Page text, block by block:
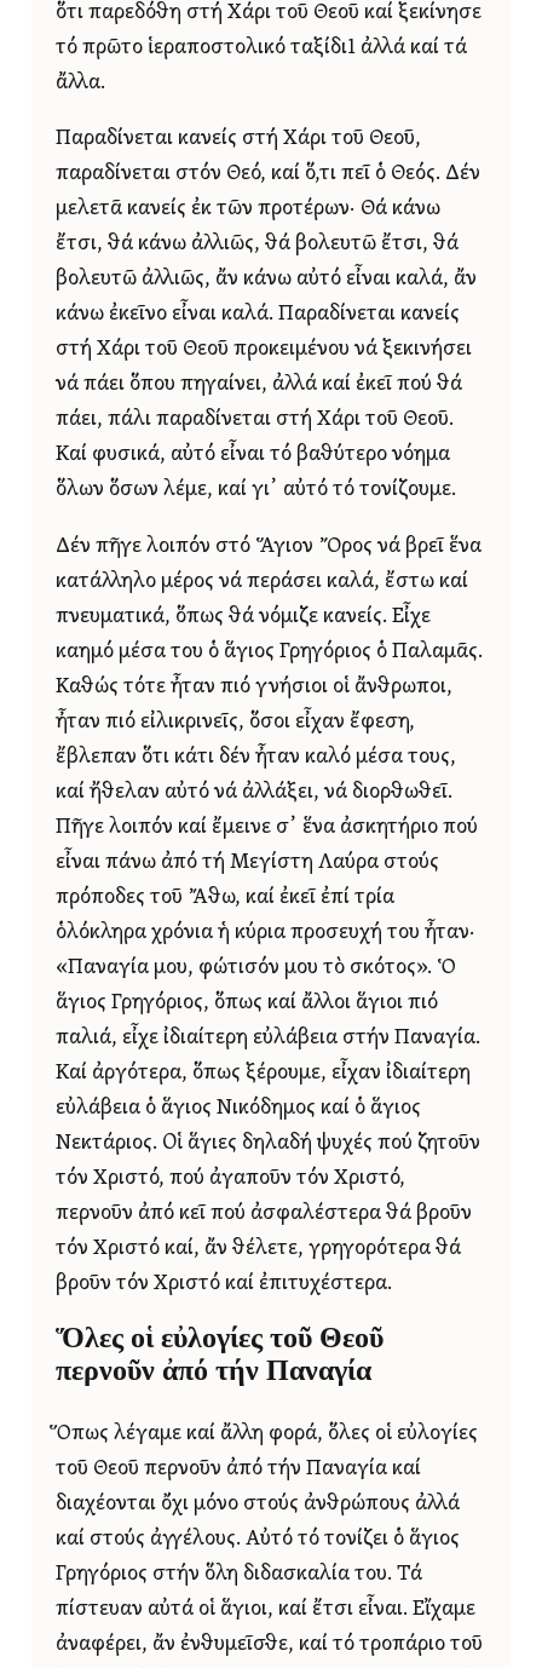
ὅτι παρεδόθη στή Χάρι τοῦ Θεοῦ καί ξεκίνησε
τό πρῶτο ἱεραποστολικό ταξίδι1 ἀλλά καί τά
ἄλλα.
Παραδίνεται κανείς στή Χάρι τοῦ Θεοῦ,
παραδίνεται στόν Θεό, καί ὅ,τι πεῖ ὁ Θεός. Δέν
μελετᾶ κανείς ἐκ τῶν προτέρων· Θά κάνω
ἔτσι, θά κάνω ἀλλιῶς, θά βολευτῶ ἔτσι, θά
βολευτῶ ἀλλιῶς, ἄν κάνω αὐτό εἶναι καλά, ἄν
κάνω ἐκεῖνο εἶναι καλά. Παραδίνεται κανείς
στή Χάρι τοῦ Θεοῦ προκειμένου νά ξεκινήσει
νά πάει ὅπου πηγαίνει, ἀλλά καί ἐκεῖ πού θά
πάει, πάλι παραδίνεται στή Χάρι τοῦ Θεοῦ.
Καί φυσικά, αὐτό εἶναι τό βαθύτερο νόημα
ὅλων ὅσων λέμε, καί γι᾿ αὐτό τό τονίζουμε.
Δέν πῆγε λοιπόν στό Ἅγιον Ὄρος νά βρεῖ ἕνα
κατάλληλο μέρος νά περάσει καλά, ἔστω καί
πνευματικά, ὅπως θά νόμιζε κανείς. Εἶχε
καημό μέσα του ὁ ἅγιος Γρηγόριος ὁ Παλαμᾶς.
Καθώς τότε ἦταν πιό γνήσιοι οἱ ἄνθρωποι,
ἦταν πιό εἰλικρινεῖς, ὅσοι εἶχαν ἔφεση,
ἔβλεπαν ὅτι κάτι δέν ἦταν καλό μέσα τους,
καί ἤθελαν αὐτό νά ἀλλάξει, νά διορθωθεῖ.
Πῆγε λοιπόν καί ἔμεινε σ᾿ ἕνα ἀσκητήριο πού
εἶναι πάνω ἀπό τή Μεγίστη Λαύρα στούς
πρόποδες τοῦ Ἄθω, καί ἐκεῖ ἐπί τρία
ὁλόκληρα χρόνια ἡ κύρια προσευχή του ἦταν·
«Παναγία μου, φώτισόν μου τὸ σκότος». Ὁ
ἅγιος Γρηγόριος, ὅπως καί ἄλλοι ἅγιοι πιό
παλιά, εἶχε ἰδιαίτερη εὐλάβεια στήν Παναγία.
Καί ἀργότερα, ὅπως ξέρουμε, εἶχαν ἰδιαίτερη
εὐλάβεια ὁ ἅγιος Νικόδημος καί ὁ ἅγιος
Νεκτάριος. Οἱ ἅγιες δηλαδή ψυχές πού ζητοῦν
τόν Χριστό, πού ἀγαποῦν τόν Χριστό,
περνοῦν ἀπό κεῖ πού ἀσφαλέστερα θά βροῦν
τόν Χριστό καί, ἄν θέλετε, γρηγορότερα θά
βροῦν τόν Χριστό καί ἐπιτυχέστερα.
Ὅλες οἱ εὐλογίες τοῦ Θεοῦ
περνοῦν ἀπό τήν Παναγία
Ὅπως λέγαμε καί ἄλλη φορά, ὅλες οἱ εὐλογίες
τοῦ Θεοῦ περνοῦν ἀπό τήν Παναγία καί
διαχέονται ὄχι μόνο στούς ἀνθρώπους ἀλλά
καί στούς ἀγγέλους. Αὐτό τό τονίζει ὁ ἅγιος
Γρηγόριος στήν ὅλη διδασκαλία του. Τά
πίστευαν αὐτά οἱ ἅγιοι, καί ἔτσι εἶναι. Εἴχαμε
ἀναφέρει, ἄν ἐνθυμεῖσθε, καί τό τροπάριο τοῦ